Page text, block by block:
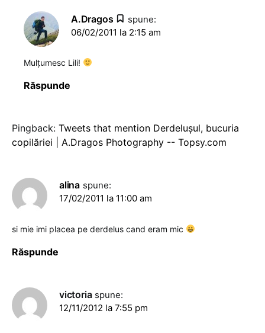
A.Dragos
spune:
06/02/2011 la 2:15 am
Mulţumesc Lili!
Răspunde
Pingback: Tweets that mention Derdeluşul, bucuria
copilăriei | A.Dragos Photography -- Topsy.com
alina spune:
17/02/2011 la 11:00 am
si mie imi placea pe derdelus cand eram mic
Răspunde
victoria spune:
12/11/2012 la 7:55 pm